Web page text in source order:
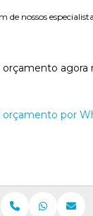
nossos
orçamento agora
orçamento por